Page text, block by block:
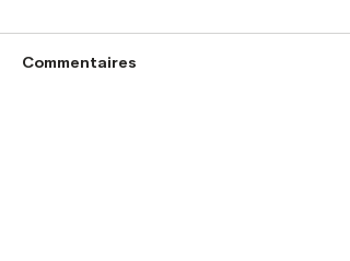
Commentaires